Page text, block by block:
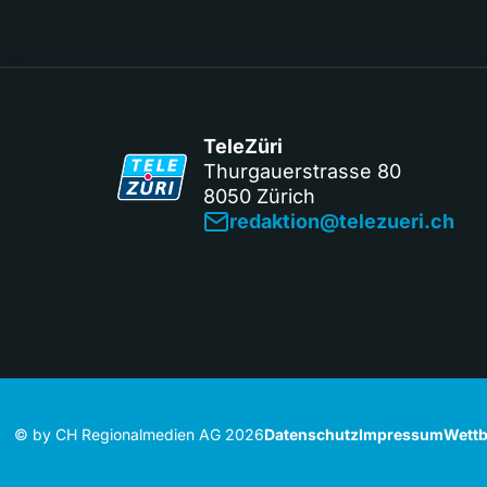
TeleZüri
Thurgauerstrasse 80
8050 Zürich
redaktion@telezueri.ch
© by CH Regionalmedien AG 2026DatenschutzImpressum